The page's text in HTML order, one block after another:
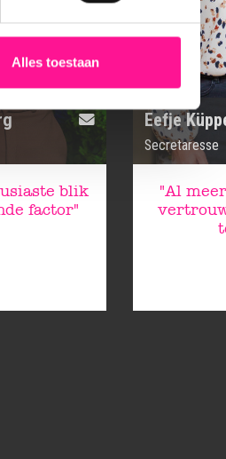
Alles toestaan
blik
factor"
Eefje
Secretaresse
"Al